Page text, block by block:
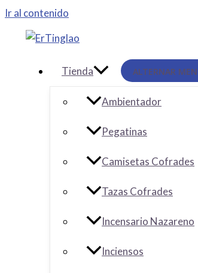
Ir al contenido
Tienda ALTERNAR
Ambientador
Pegatinas
Camisetas Cofrades
Tazas Cofrades
Incensario Nazareno
Inciensos